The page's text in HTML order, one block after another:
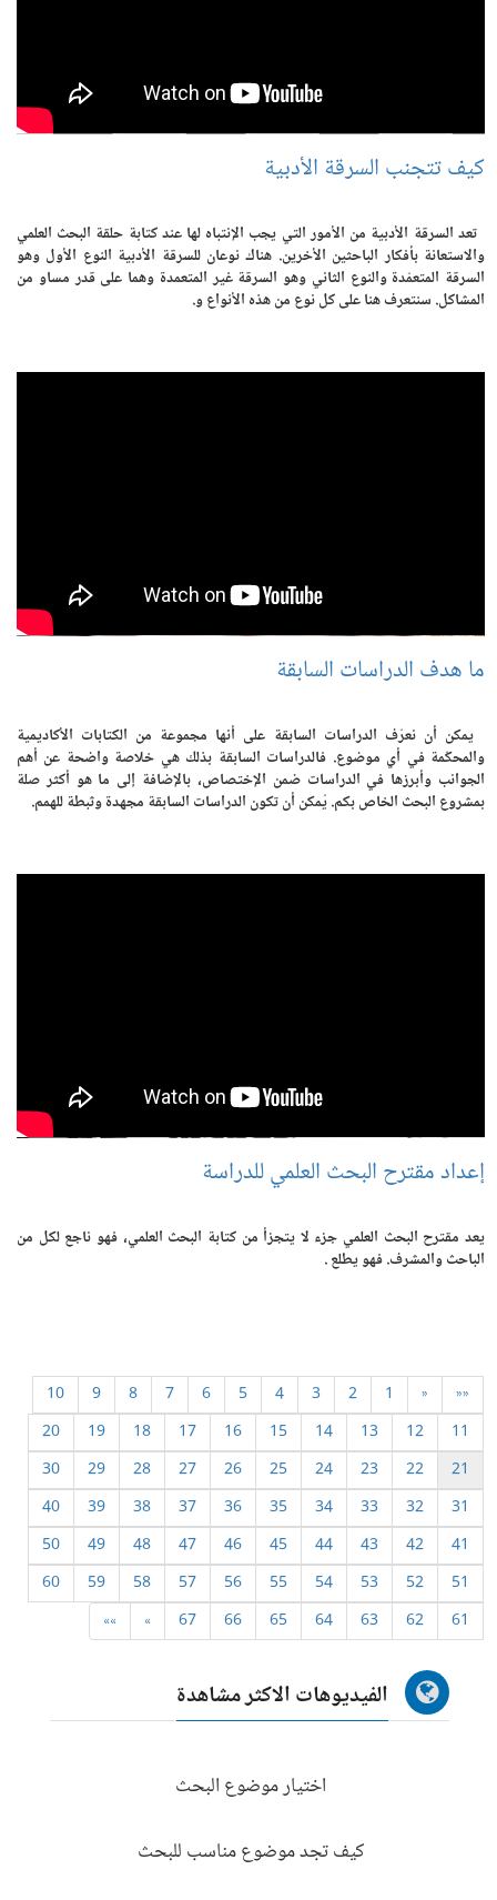
كيف تتجنب السرقة الأدبية
تعد السرقة الأدبية من الأمور التي يجب الإنتباه لها عند كتابة حلقة البحث العلمي
والاستعانة بأفكار الباحثين الأخرين. هناك نوعان للسرقة الأدبية النوع الأول وهو
السرقة المتعمّدة والنوع الثاني وهو السرقة غير المتعمدة وهما على قدر مساو من
المشاكل. سنتعرف هنا على كل نوع من هذه الأنواع و.
ما هدف الدراسات السابقة
يمكن أن نعرّف الدراسات السابقة على أنها مجموعة من الكتابات الأكاديمية
والمحكّمة في أي موضوع. فالدراسات السابقة بذلك هي خلاصة واضحة عن أهم
الجوانب وأبرزها في الدراسات ضمن الإختصاص، بالإضافة إلى ما هو أكثر صلة
بمشروع البحث الخاص بكم. يُمكن أن تكون الدراسات السابقة مجهدة وثبطة للهمم.
إعداد مقترح البحث العلمي للدراسة
يعد مقترح البحث العلمي جزء لا يتجزأ من كتابة البحث العلمي، فهو ناجع لكل من
الباحث والمشرف. فهو يطلع .
««
«
1
2
3
4
5
6
7
8
9
10
11
12
13
14
15
16
17
18
19
20
21
22
23
24
25
26
27
28
29
30
31
32
33
34
35
36
37
38
39
40
41
42
43
44
45
46
47
48
49
50
51
52
53
54
55
56
57
58
59
60
61
62
63
64
65
66
67
»
»»
الفيديوهات الاكثر مشاهدة
اختيار موضوع البحث
كيف تجد موضوع مناسب للبحث